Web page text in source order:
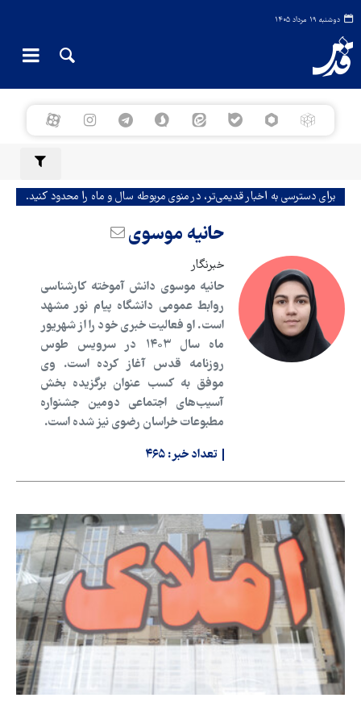
دوشنبه ۱۹ مرداد ۱۴۰۵
برای دسترسی به اخبار قدیمی‌تر، در منوی مربوطه سال و ماه را محدود کنید.
حانیه موسوی
خبرنگار
حانیه موسوی دانش آموخته کارشناسی
روابط عمومی دانشگاه پیام نور مشهد
است. او فعالیت خبری خود را از شهریور
ماه سال ۱۴۰۳ در سرویس طوس
روزنامه قدس آغاز کرده است. وی
موفق به کسب عنوان برگزیده بخش
آسیب‌های اجتماعی دومین جشنواره
مطبوعات خراسان رضوی نیز شده است.
تعداد خبر:۴۶۵